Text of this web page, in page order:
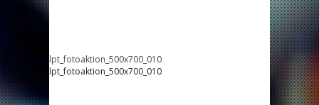
lpt_fotoaktion_500x700_010
lpt_fotoaktion_500x700_010